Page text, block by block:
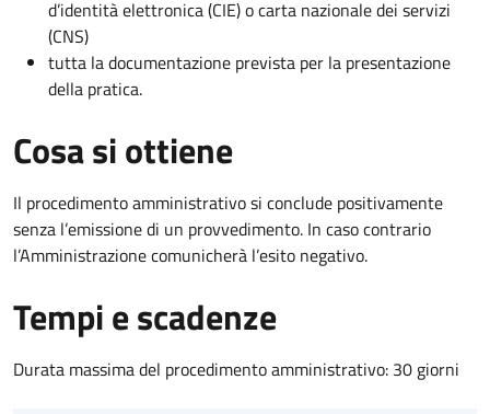
d’identità elettronica (CIE) o carta nazionale dei servizi
(CNS)
tutta la documentazione prevista per la presentazione
della pratica.
Cosa si ottiene
Il procedimento amministrativo si conclude positivamente
senza l’emissione di un provvedimento. In caso contrario
l’Amministrazione comunicherà l’esito negativo.
Tempi e scadenze
Durata massima del procedimento amministrativo: 30 giorni